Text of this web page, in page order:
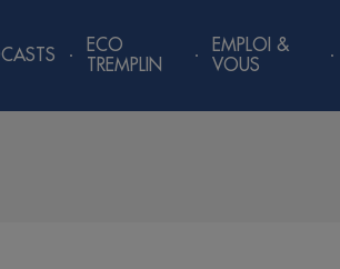
ECO
TREMPLIN
EMPLOI &
VOUS